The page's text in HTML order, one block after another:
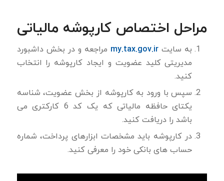
مراحل اختصاص کارپوشه مالیاتی
به سایت my.tax.gov.ir مراجعه و در بخش داشبورد
مدیریتی كلید عضویت و ایجاد کارپوشه را انتخاب
كنید.
سپس با ورود به كارپوشه از بخش عضویت، شناسه
یكتای حافظه مالیاتی كه یک کد 6 کارکتری می
باشد را دریافت كنید.
در کارپوشه باید مشخصات ابزارهای پرداخت، شماره
حساب های بانکی خود را معرفی كنید.